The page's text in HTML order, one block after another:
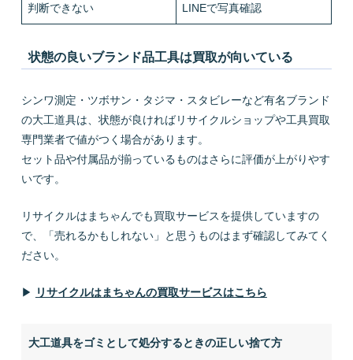
判断できない LINEで写真確認
状態の良いブランド品工具は買取が向いている
シンワ測定・ツボサン・タジマ・スタビレーなど有名ブランド
の大工道具は、状態が良ければリサイクルショップや工具買取
専門業者で値がつく場合があります。
セット品や付属品が揃っているものはさらに評価が上がりやす
いです。
リサイクルはまちゃんでも買取サービスを提供していますの
で、「売れるかもしれない」と思うものはまず確認してみてく
ださい。
▶ リサイクルはまちゃんの買取サービスはこちら
大工道具をゴミとして処分するときの正しい捨て方